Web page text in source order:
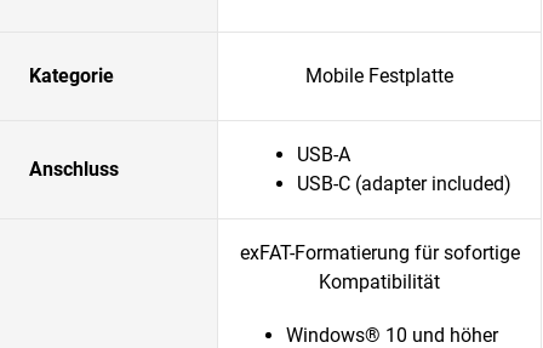
Kategorie Mobile Festplatte
Anschluss
USB-A
USB-C (adapter included)
exFAT-Formatierung für sofortige
Kompatibilität
Windows® 10 und höher